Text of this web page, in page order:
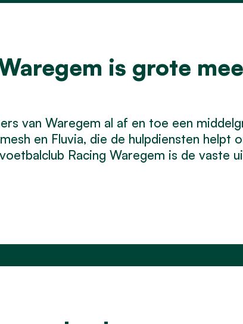
is grote
van Waregem al af en toe een
en Fluvia, die de hulpdiensten
Racing Waregem is de vaste